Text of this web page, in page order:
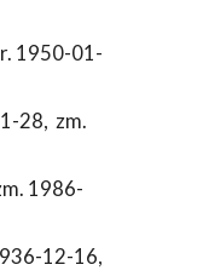
1950-01-
28, zm.
1986-
12-16,